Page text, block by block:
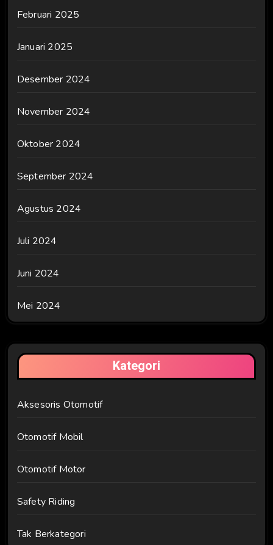
Februari 2025
Januari 2025
Desember 2024
November 2024
Oktober 2024
September 2024
Agustus 2024
Juli 2024
Juni 2024
Mei 2024
Kategori
Aksesoris Otomotif
Otomotif Mobil
Otomotif Motor
Safety Riding
Tak Berkategori